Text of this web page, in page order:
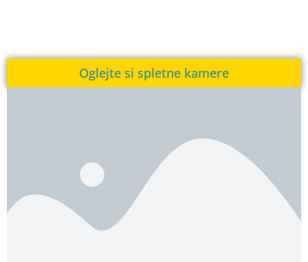
Oglejte si spletne kamere